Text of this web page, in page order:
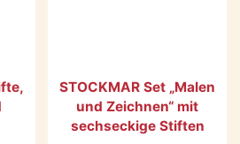
STOCKMAR Set „Malen
und Zeichnen“ mit
sechseckige Stiften